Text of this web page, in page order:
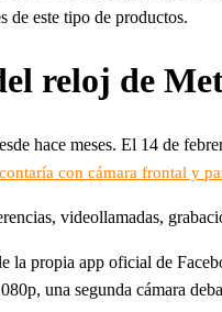
de este tipo de productos.
reloj de
hace meses. El 14 de
contaría con cámara frontal y
videollamadas,
la propia app oficial de
una segunda cámara